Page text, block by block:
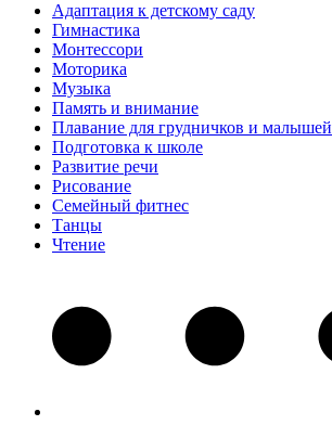
Адаптация к детскому саду
Гимнастика
Монтессори
Моторика
Музыка
Память и внимание
Плавание для грудничков и малышей
Подготовка к школе
Развитие речи
Рисование
Семейный фитнес
Танцы
Чтение